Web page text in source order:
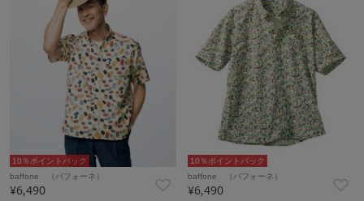
10％ポイントバック
baffone （バフォーネ）
¥6,490
10％ポイントバック
baffone （バフォーネ）
¥6,490